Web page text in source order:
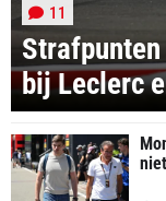
Strafpunten
bij Leclerc
11